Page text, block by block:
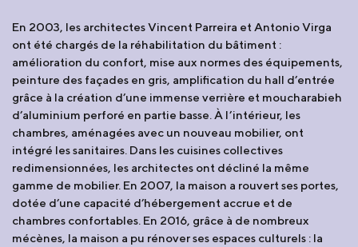
En 2003, les architectes Vincent Parreira et Antonio Virga
ont été chargés de la réhabilitation du bâtiment :
amélioration du confort, mise aux normes des équipements,
peinture des façades en gris, amplification du hall d’entrée
grâce à la création d’une immense verrière et moucharabieh
d’aluminium perforé en partie basse. À l’intérieur, les
chambres, aménagées avec un nouveau mobilier, ont
intégré les sanitaires. Dans les cuisines collectives
redimensionnées, les architectes ont décliné la même
gamme de mobilier. En 2007, la maison a rouvert ses portes,
dotée d’une capacité d’hébergement accrue et de
chambres confortables. En 2016, grâce à de nombreux
mécènes, la maison a pu rénover ses espaces culturels : la